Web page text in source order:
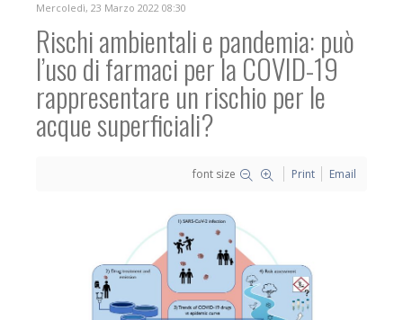
Mercoledì, 23 Marzo 2022 08:30
Rischi ambientali e pandemia: può
l’uso di farmaci per la COVID-19
rappresentare un rischio per le
acque superficiali?
font size Print Email